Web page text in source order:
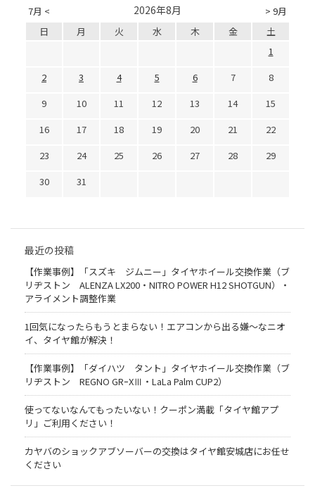
7月 < > 9月
2026年8月
日 月 火 水 木 金
土
1
2
3 4 5 6 7
8
9
10 11 12 13 14
15
16
17 18 19 20 21
22
23
24 25 26 27 28
29
30
31
最近の投稿
【作業事例】「スズキ ジムニー」タイヤホイール交換作業（ブ
リヂストン ALENZA LX200・NITRO POWER H12 SHOTGUN）・
アライメント調整作業
1回気になったらもうとまらない！エアコンから出る嫌〜なニオ
イ、タイヤ館が解決！
【作業事例】「ダイハツ タント」タイヤホイール交換作業（ブ
リヂストン REGNO GRｰXⅢ・LaLa Palm CUP2）
使ってないなんてもったいない！クーポン満載「タイヤ館アプ
リ」ご利用ください！
カヤバのショックアブソーバーの交換はタイヤ館安城店にお任せ
ください